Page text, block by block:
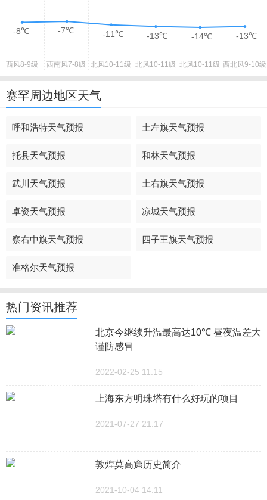
西风8-9级 西南风7-8级 北风10-11级 北风10-11级 北风10-11级 西北风9-10级
-8℃ -7℃ -11℃ -13℃ -14℃ -13℃
赛罕周边地区天气
呼和浩特天气预报 土左旗天气预报
托县天气预报 和林天气预报
武川天气预报 土右旗天气预报
卓资天气预报 凉城天气预报
察右中旗天气预报 四子王旗天气预报
准格尔天气预报
热门资讯推荐
北京今继续升温最高达10℃ 昼夜温差大
谨防感冒
2022-02-25 11:15
上海东方明珠塔有什么好玩的项目
2021-07-27 21:17
敦煌莫高窟历史简介
2021-10-04 14:11